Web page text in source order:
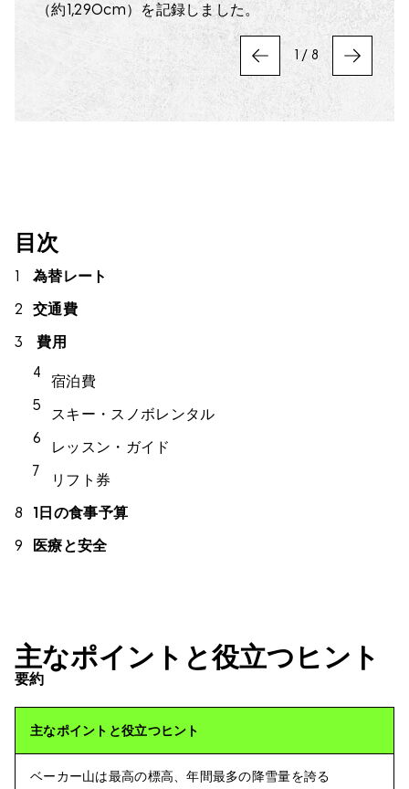
（約1,290cm）を記録しました。
ーフパイプを含む、オーストラリア屈指のテレイ
ンパークを擁しています。
し、標高1,308mを誇るニセコは、日本でも最高の
バックカントリースキーを提供しています。
1 / 8
NEXT
目次
為替レート
交通費
費用
宿泊費
スキー・スノボレンタル
レッスン・ガイド
リフト券
1日の食事予算
医療と安全
主なポイントと役立つヒント
要約
主なポイントと役立つヒント
ベーカー山は最高の標高、年間最多の降雪量を誇る